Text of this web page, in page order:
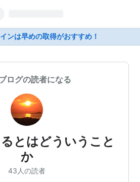
ンは早めの取得がおすすめ！
ログの読者になる
とはどういうこと
か
43人の読者